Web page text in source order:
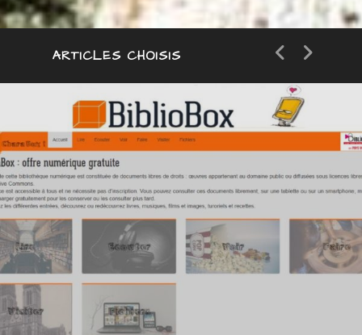
ARTICLES CHOISIS